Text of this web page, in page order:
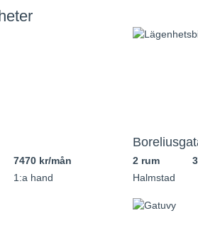
7470 kr/mån
1:a hand
2 rum
Halmstad